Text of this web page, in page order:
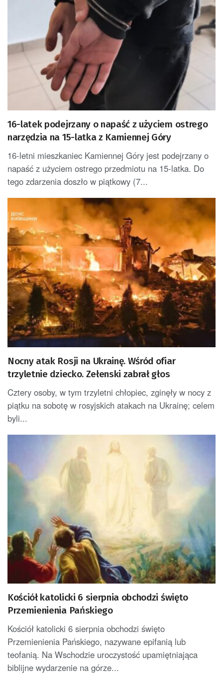
16-latek podejrzany o napaść z użyciem ostrego
narzędzia na 15-latka z Kamiennej Góry
16-letni mieszkaniec Kamiennej Góry jest podejrzany o
napaść z użyciem ostrego przedmiotu na 15-latka. Do
tego zdarzenia doszło w piątkowy (7...
Nocny atak Rosji na Ukrainę. Wśród ofiar
trzyletnie dziecko. Zełenski zabrał głos
Cztery osoby, w tym trzyletni chłopiec, zginęły w nocy z
piątku na sobotę w rosyjskich atakach na Ukrainę; celem
byli...
Kościół katolicki 6 sierpnia obchodzi święto
Przemienienia Pańskiego
Kościół katolicki 6 sierpnia obchodzi święto
Przemienienia Pańskiego, nazywane epifanią lub
teofanią. Na Wschodzie uroczystość upamiętniająca
biblijne wydarzenie na górze...